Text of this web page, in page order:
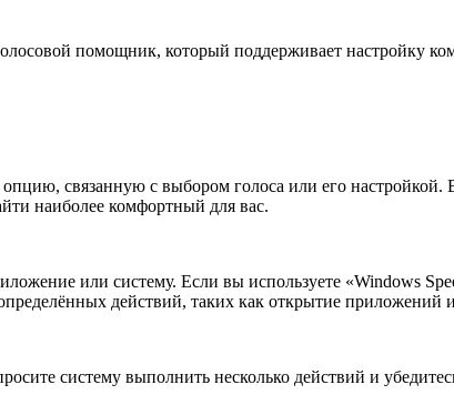
помощник, который поддерживает настройку
связанную с выбором голоса или его настройкой.
наиболее комфортный для вас.
или систему. Если вы используете «Windows
действий, таких как открытие приложений
систему выполнить несколько действий и